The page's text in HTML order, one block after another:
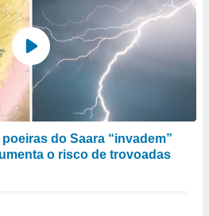
do Saara “invadem”
o risco de trovoadas